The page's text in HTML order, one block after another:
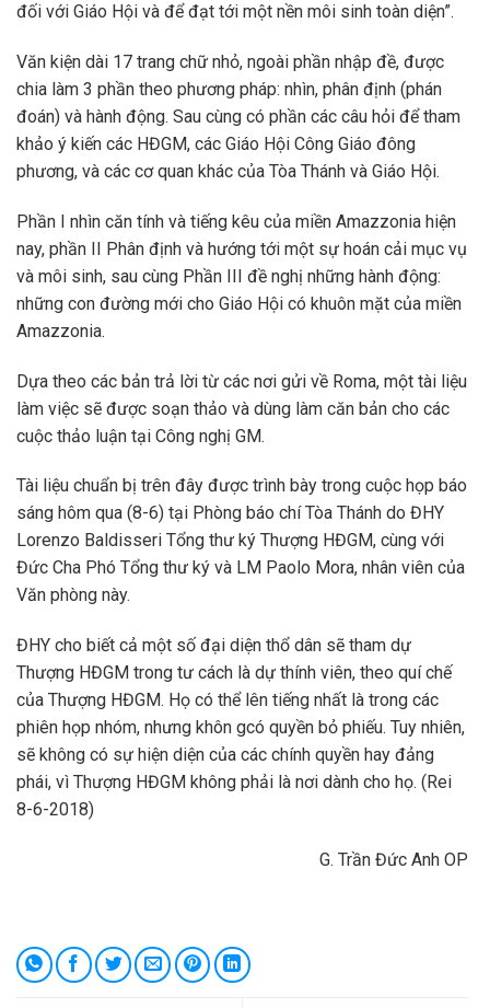
đối với Giáo Hội và để đạt tới một nền môi sinh toàn diện”.
Văn kiện dài 17 trang chữ nhỏ, ngoài phần nhập đề, được
chia làm 3 phần theo phương pháp: nhìn, phân định (phán
đoán) và hành động. Sau cùng có phần các câu hỏi để tham
khảo ý kiến các HĐGM, các Giáo Hội Công Giáo đông
phương, và các cơ quan khác của Tòa Thánh và Giáo Hội.
Phần I nhìn căn tính và tiếng kêu của miền Amazzonia hiện
nay, phần II Phân định và hướng tới một sự hoán cải mục vụ
và môi sinh, sau cùng Phần III đề nghị những hành động:
những con đường mới cho Giáo Hội có khuôn mặt của miền
Amazzonia.
Dựa theo các bản trả lời từ các nơi gửi về Roma, một tài liệu
làm việc sẽ được soạn thảo và dùng làm căn bản cho các
cuộc thảo luận tại Công nghị GM.
Tài liệu chuẩn bị trên đây được trình bày trong cuộc họp báo
sáng hôm qua (8-6) tại Phòng báo chí Tòa Thánh do ĐHY
Lorenzo Baldisseri Tổng thư ký Thượng HĐGM, cùng với
Đức Cha Phó Tổng thư ký và LM Paolo Mora, nhân viên của
Văn phòng này.
ĐHY cho biết cả một số đại diện thổ dân sẽ tham dự
Thượng HĐGM trong tư cách là dự thính viên, theo quí chế
của Thượng HĐGM. Họ có thể lên tiếng nhất là trong các
phiên họp nhóm, nhưng khôn gcó quyền bỏ phiếu. Tuy nhiên,
sẽ không có sự hiện diện của các chính quyền hay đảng
phái, vì Thượng HĐGM không phải là nơi dành cho họ. (Rei
8-6-2018)
G. Trần Đức Anh OP